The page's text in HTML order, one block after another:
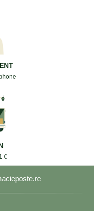
€